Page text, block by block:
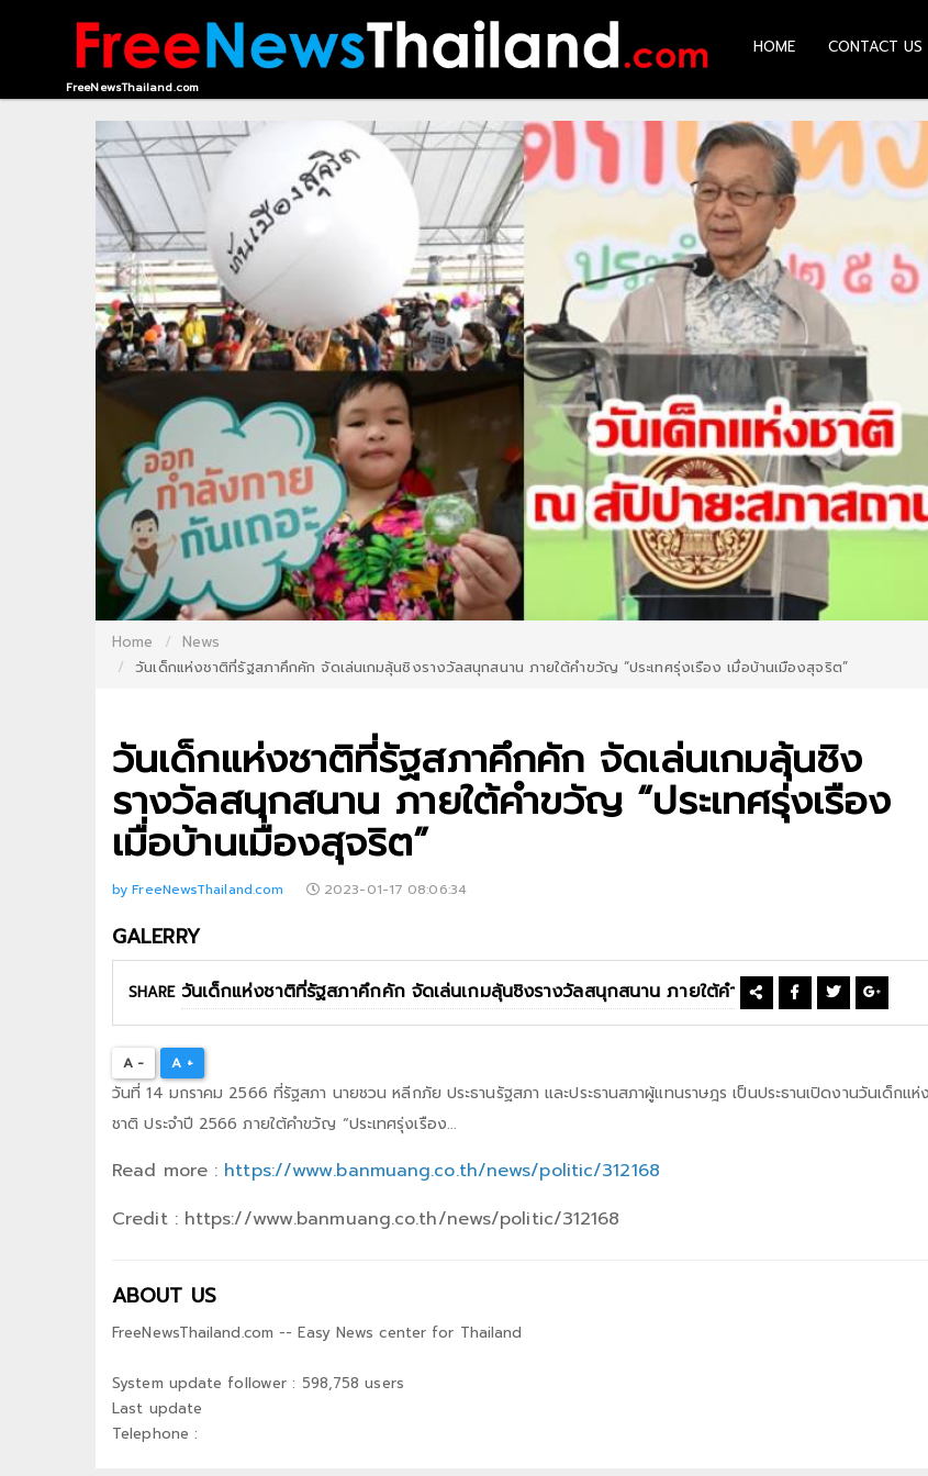
HOME
CONTACT
RECOMMEND
FreeNewsThailand.com
HOME CONTACT US
Home
News
วันเด็กแห่งชาติที่รัฐสภาคึกคัก จัดเล่นเกมลุ้นชิงรางวัลสนุกสนาน ภายใต้คำขวัญ “ประเทศรุ่งเรือง เมื่อบ้านเมืองสุจริต”
วันเด็กแห่งชาติที่รัฐสภาคึกคัก จัดเล่นเกมลุ้นชิง
รางวัลสนุกสนาน ภายใต้คำขวัญ “ประเทศรุ่งเรือง
เมื่อบ้านเมืองสุจริต”
by FreeNewsThailand.com 2023-01-17 08:06:34
GALERRY
SHARE
A - A +
วันที่ 14 มกราคม 2566 ที่รัฐสภา นายชวน หลีกภัย ประธานรัฐสภา และประธานสภาผู้แทนราษฎร เป็นประธานเปิดงานวันเด็กแห่ง
ชาติ ประจำปี 2566 ภายใต้คำขวัญ “ประเทศรุ่งเรือง...
Read more : https://www.banmuang.co.th/news/politic/312168
Credit : https://www.banmuang.co.th/news/politic/312168
ABOUT US
FreeNewsThailand.com -- Easy News center for Thailand
System update follower : 598,758 users
Last update
Telephone :